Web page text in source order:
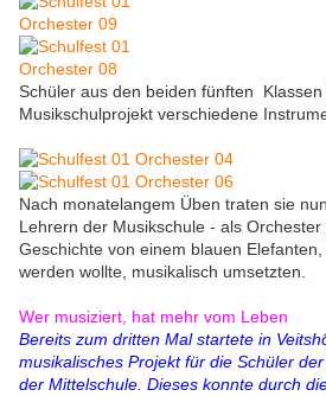
Schüler aus den beiden fünften Klassen
Musikschulprojekt verschiedene
Nach monatelangem Üben traten sie
Lehrern der Musikschule - als
Geschichte von einem blauen
werden wollte, musikalisch umsetzten.
Wer musiziert, hat mehr vom Leben
Bereits zum dritten Mal startete in
musikalisches Projekt für die Schüler
der Mittelschule. Dieses konnte durch